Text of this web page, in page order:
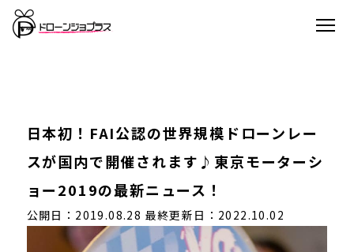
日本初！FAI公認の世界規模ドローンレー
スが国内で開催されます♪東京モーターシ
ョー2019の最新ニュース！
公開日：2019.08.28 最終更新日：2022.10.02